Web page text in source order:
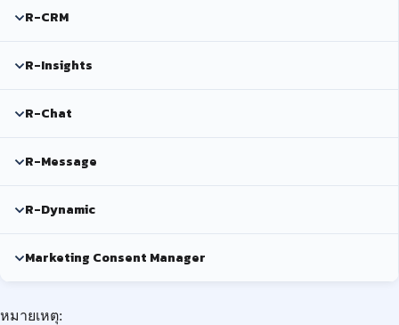
R-CRM
R-Insights
R-Chat
R-Message
R-Dynamic
Marketing Consent Manager
หมายเหตุ: